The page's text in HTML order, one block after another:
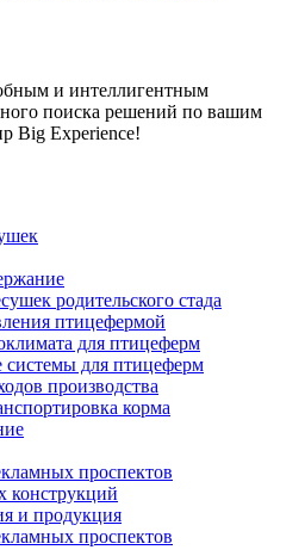
и интеллигентным
поиска решений по вашим
Big Experience!
родительского стада
птицефермой
для птицеферм
системы для птицеферм
производства
корма
проспектов
конструкций
и продукция
проспектов